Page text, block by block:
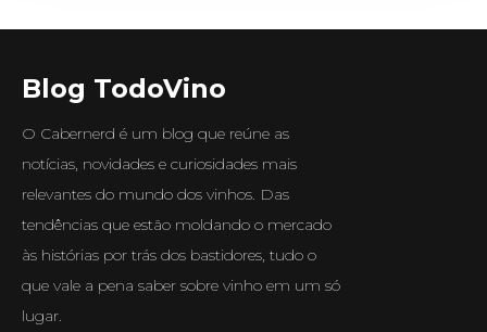
Blog TodoVino
O Cabernerd é um blog que reúne as
notícias, novidades e curiosidades mais
relevantes do mundo dos vinhos. Das
tendências que estão moldando o mercado
às histórias por trás dos bastidores, tudo o
que vale a pena saber sobre vinho em um só
lugar.